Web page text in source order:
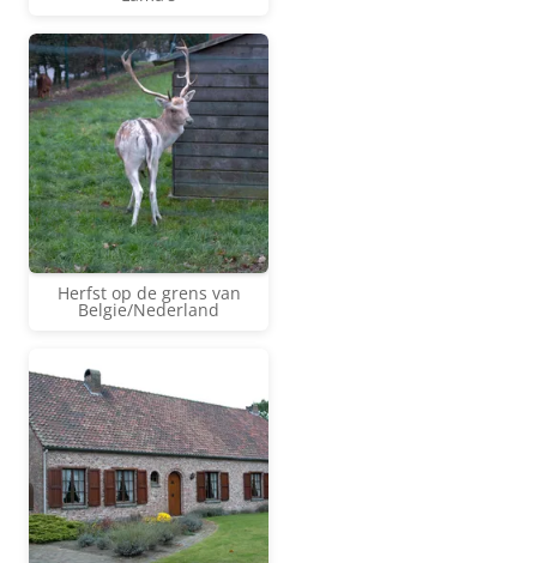
Herfst op de grens van
Belgie/Nederland